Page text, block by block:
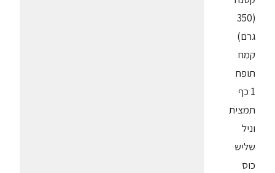
(350
גרם)
קמח
תופח
1 כף
תמצית
וניל
שליש
כוס